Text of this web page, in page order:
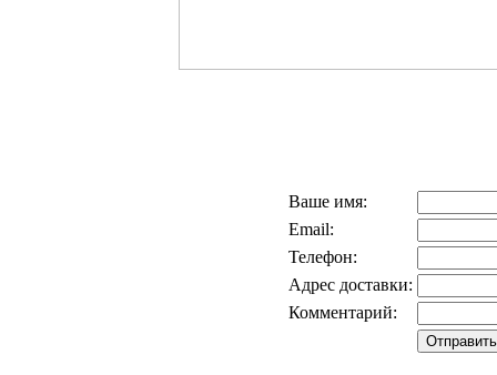
Ваше имя:
Email:
Телефон:
Адрес доставки:
Комментарий: